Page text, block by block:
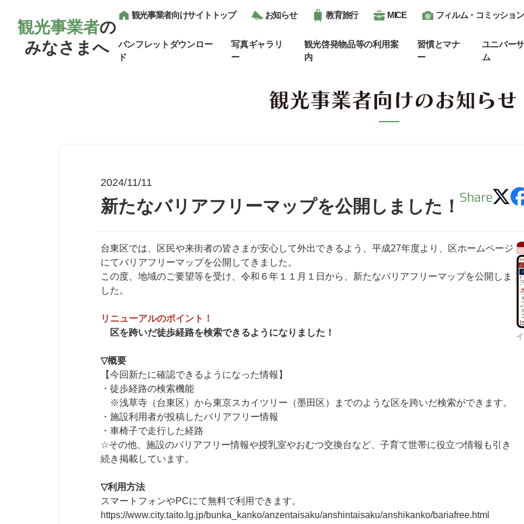
観光事業者の
みなさまへ
観光事業者向けサイトトップ お知らせ 教育旅行 MICE フィルム・コミッション
パンフレットダウンロー
ド
写真ギャラリ
ー
観光啓発物品等の利用案
内
習慣とマナ
ー
ユニバー
ム
2024/11/11
新たなバリアフリーマップを公開しました！
台東区では、区民や来街者の皆さまが安心して外出できるよう、平成27年度より、区ホームページ
にてバリアフリーマップを公開してきました。
この度、地域のご要望等を受け、令和６年１１月１日から、新たなバリアフリーマップを公開しま
した。
リニューアルのポイント！
区を跨いだ徒歩経路を検索できるようになりました！
▽概要
【今回新たに確認できるようになった情報】
・徒歩経路の検索機能
※浅草寺（台東区）から東京スカイツリー（墨田区）までのような区を跨いだ検索ができます。
・施設利用者が投稿したバリアフリー情報
・車椅子で走行した経路
☆その他、施設のバリアフリー情報や授乳室やおむつ交換台など、子育て世帯に役立つ情報も引き
続き掲載しています。
▽利用方法
スマートフォンやPCにて無料で利用できます。
https://www.city.taito.lg.jp/bunka_kanko/anzentaisaku/anshintaisaku/anshikanko/bariafree.html